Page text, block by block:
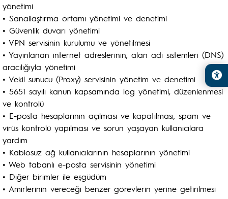
yönetimi
• Sanallaştırma ortamı yönetimi ve denetimi
• Güvenlik duvarı yönetimi
• VPN servisinin kurulumu ve yönetilmesi
• Yayınlanan internet adreslerinin, alan adı sistemleri (DNS)
aracılığıyla yönetimi
• Vekil sunucu (Proxy) servisinin yönetim ve denetimi
• 5651 sayılı kanun kapsamında log yönetimi, düzenlenmesi
ve kontrolü
• E-posta hesaplarının açılması ve kapatılması, spam ve
virüs kontrolü yapılması ve sorun yaşayan kullanıcılara
yardım
• Kablosuz ağ kullanıcılarının hesaplarının yönetimi
• Web tabanlı e-posta servisinin yönetimi
• Diğer birimler ile eşgüdüm
• Amirlerinin vereceği benzer görevlerin yerine getirilmesi